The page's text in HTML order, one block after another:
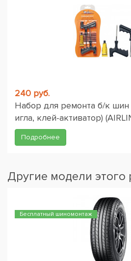
240 руб.
Набор для ремонта б/к
игла, клей-активатор)
Подробнее
Другие модели этого
Бесплатный шиномонтаж